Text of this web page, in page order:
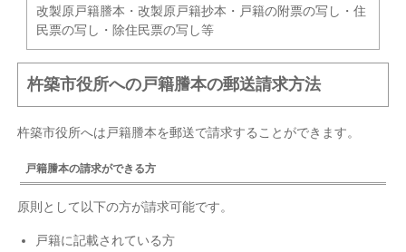
改製原戸籍謄本・改製原戸籍抄本・戸籍の附票の写し・住
民票の写し・除住民票の写し等
杵築市役所への戸籍謄本の郵送請求方法
杵築市役所へは戸籍謄本を郵送で請求することができます。
戸籍謄本の請求ができる方
原則として以下の方が請求可能です。
戸籍に記載されている方